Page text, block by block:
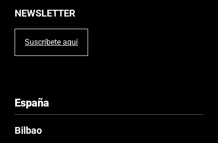
o
.
NEWSLETTER
Suscríbete aquí
España
Bilbao